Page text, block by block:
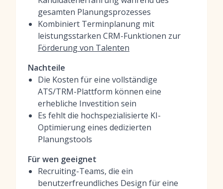
gesamten Planungsprozesses
Kombiniert Terminplanung mit
leistungsstarken CRM-Funktionen zur
Förderung von Talenten
Nachteile
Die Kosten für eine vollständige
ATS/TRM-Plattform können eine
erhebliche Investition sein
Es fehlt die hochspezialisierte KI-
Optimierung eines dedizierten
Planungstools
Für wen geeignet
Recruiting-Teams, die ein
benutzerfreundliches Design für eine